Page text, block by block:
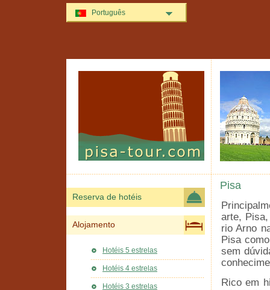
Pisa
arte,
rio Arno
Pisa
sem
Rico em
Reserva de hotéis
Alojamento
Hotéis 5 estrelas
Hotéis 4 estrelas
Hotéis 3 estrelas
Português